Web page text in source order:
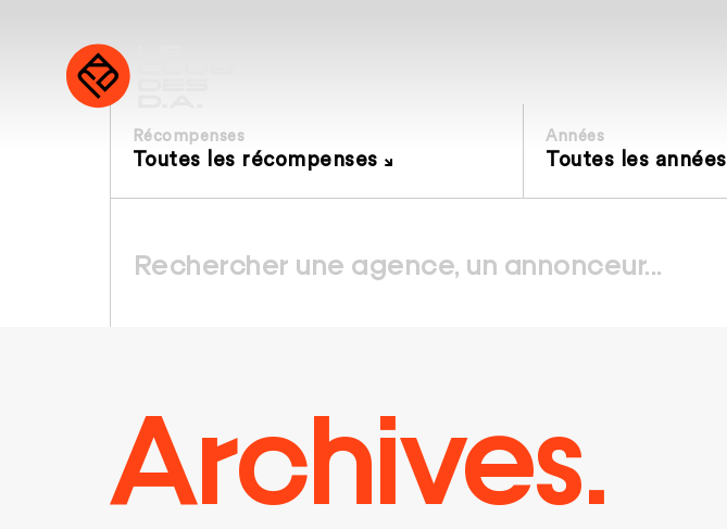
Récompenses
Toutes les récompenses
Années
Toutes les années
Archives.